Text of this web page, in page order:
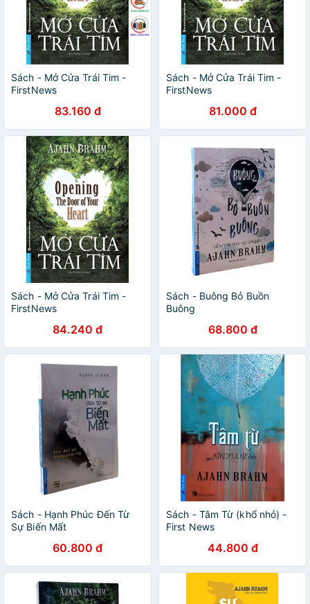
Sách - Mở Cửa Trái Tim -
FirstNews
83.160 đ
Sách - Mở Cửa Trái Tim -
FirstNews
81.000 đ
Sách - Mở Cửa Trái Tim -
FirstNews
84.240 đ
Sách - Buông Bỏ Buồn
Buông
68.800 đ
Sách - Hạnh Phúc Đến Từ
Sự Biến Mất
60.800 đ
Sách - Tâm Từ (khổ nhỏ) -
First News
44.800 đ